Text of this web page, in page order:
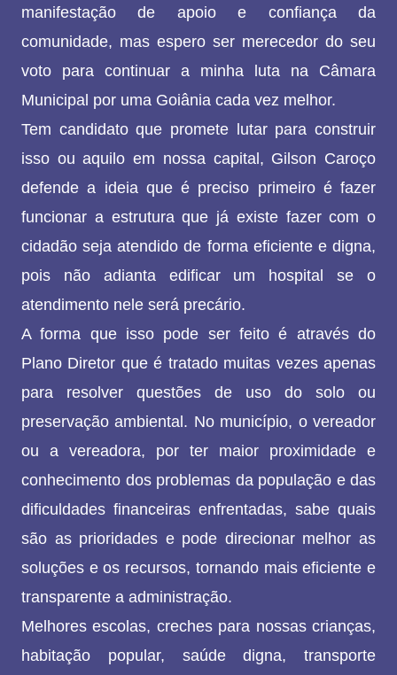
manifestação de apoio e confiança da
comunidade, mas espero ser merecedor do seu
voto para continuar a minha luta na Câmara
Municipal por uma Goiânia cada vez melhor.
Tem candidato que promete lutar para construir
isso ou aquilo em nossa capital, Gilson Caroço
defende a ideia que é preciso primeiro é fazer
funcionar a estrutura que já existe fazer com o
cidadão seja atendido de forma eficiente e digna,
pois não adianta edificar um hospital se o
atendimento nele será precário.
A forma que isso pode ser feito é através do
Plano Diretor que é tratado muitas vezes apenas
para resolver questões de uso do solo ou
preservação ambiental. No município, o vereador
ou a vereadora, por ter maior proximidade e
conhecimento dos problemas da população e das
dificuldades financeiras enfrentadas, sabe quais
são as prioridades e pode direcionar melhor as
soluções e os recursos, tornando mais eficiente e
transparente a administração.
Melhores escolas, creches para nossas crianças,
habitação popular, saúde digna, transporte